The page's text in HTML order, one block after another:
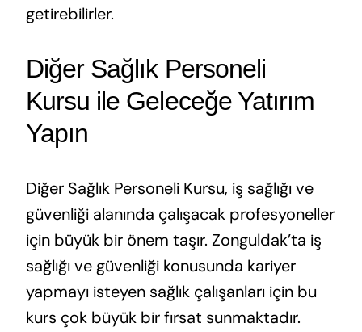
getirebilirler.
Diğer Sağlık Personeli
Kursu ile Geleceğe Yatırım
Yapın
Diğer Sağlık Personeli Kursu, iş sağlığı ve
güvenliği alanında çalışacak profesyoneller
için büyük bir önem taşır. Zonguldak’ta iş
sağlığı ve güvenliği konusunda kariyer
yapmayı isteyen sağlık çalışanları için bu
kurs çok büyük bir fırsat sunmaktadır.